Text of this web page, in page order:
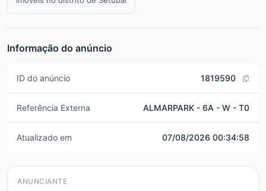
Informação do anúncio
ID do anúncio 1819590
Referência Externa ALMARPARK - 6A - W - T0
Atualizado em 07/08/2026 00:34:58
ANUNCIANTE